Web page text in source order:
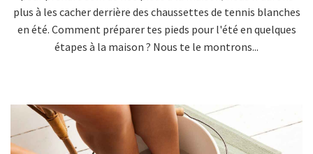
plus à les cacher derrière des chaussettes de tennis blanches
en été. Comment préparer tes pieds pour l'été en quelques
étapes à la maison ? Nous te le montrons...